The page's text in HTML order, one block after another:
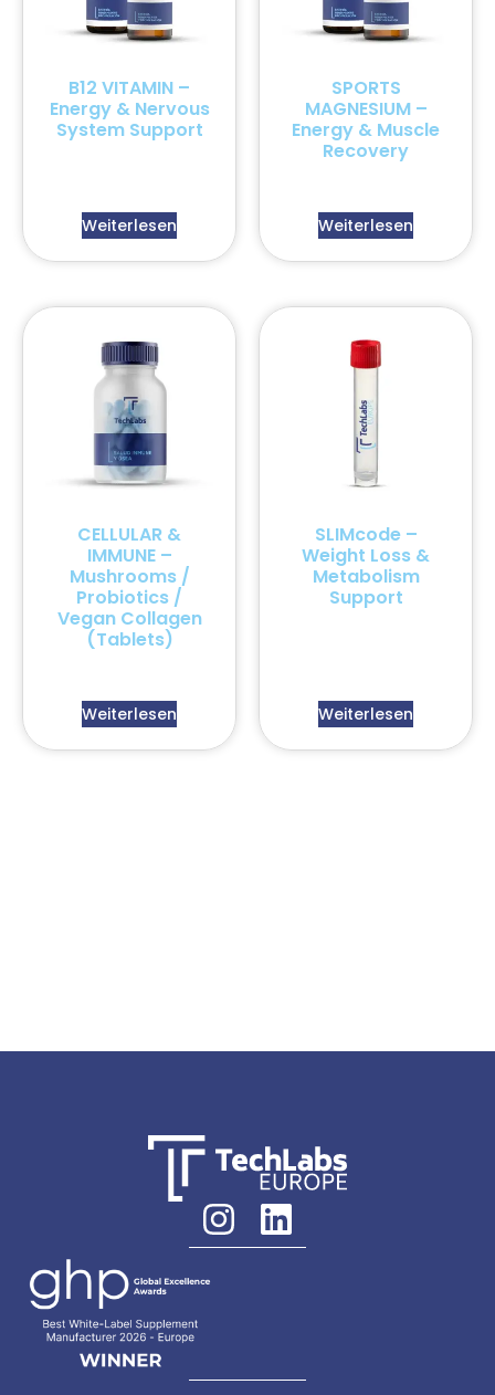
B12 VITAMIN –
Energy & Nervous
System Support
Weiterlesen
SPORTS
MAGNESIUM –
Energy & Muscle
Recovery
Weiterlesen
CELLULAR &
IMMUNE –
Mushrooms /
Probiotics /
Vegan Collagen
(Tablets)
Weiterlesen
SLIMcode –
Weight Loss &
Metabolism
Support
Weiterlesen